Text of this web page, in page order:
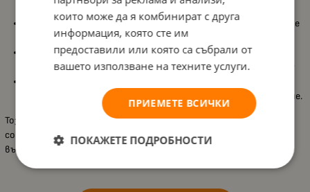
самостоятелност при сглобяване;
Включвафони8 карти с герои, които насърчават ролевите
игри итворческото разказване на истории
Подходящ за децанад 18 месеца, като подпомага ранното
развитие и първите стъпки в конструктивното мислене;
към устойчивост, безопасни материали и детско развитие.
Този комплект дава възможност на децата да създадат свой
собствен
фантастичен свят, развивайки едновременно
въображението, креативността и увереността си.
които може да я комбинират с друга
информация, която сте им
предоставили или която са събрали от
вашето използване на техните услуги.
ПРИЕМЕТЕ ВСИЧКИ
ПОКАЖЕТЕ ПОДРОБНОСТИ